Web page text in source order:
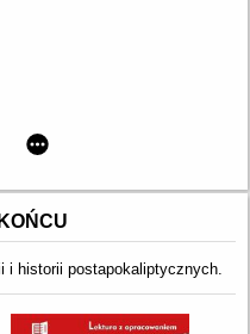
i historii postapokaliptycznych.